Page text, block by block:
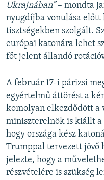
Ukrajnában”– mondta
nyugdíjba vonulása előtt
tisztségekben szolgált.
európai katonára lehet
főt jelent állandó
A február 17-i párizsi
egyértelmű áttörést a
komolyan elkezdődött
miniszterelnök is kiállt a
hogy országa kész
Trumppal tervezett jövő
jelezte, hogy a
részvételére is szükség